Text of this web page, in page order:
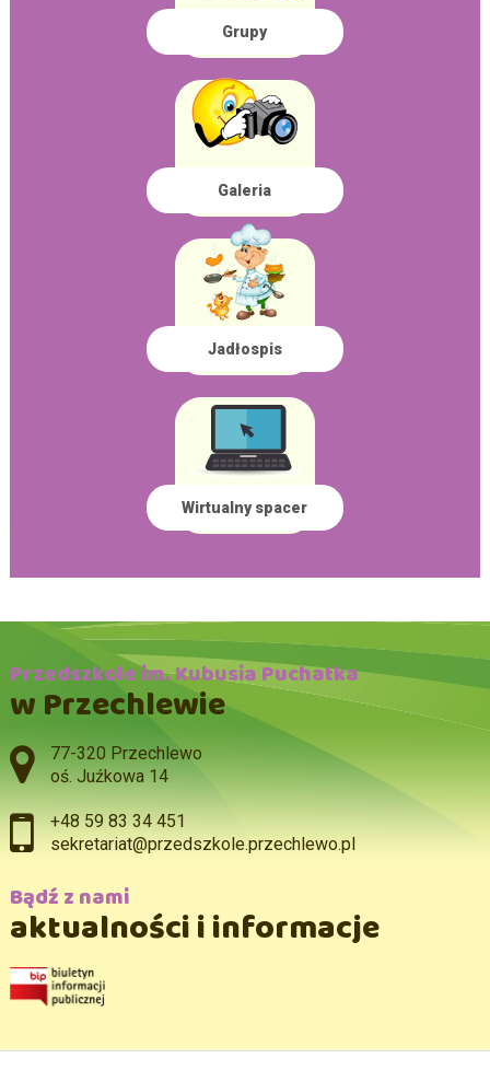
Grupy
Galeria
Jadłospis
Wirtualny spacer
Przedszkole im. Kubusia Puchatka
w Przechlewie
Adres pocztowy:
77-320 Przechlewo
oś. Juźkowa 14
+48 59 83 34 451
sekretariat@przedszkole.przechlewo.pl
Bądź z nami
aktualności i informacje